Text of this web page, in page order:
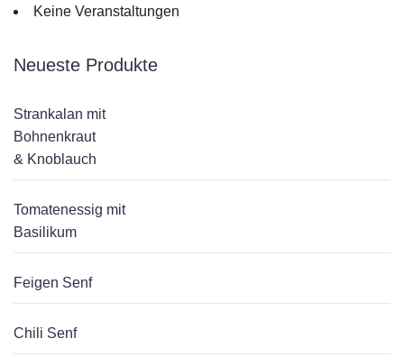
Keine Veranstaltungen
Neueste Produkte
Strankalan mit
Bohnenkraut
& Knoblauch
Tomatenessig mit
Basilikum
Feigen Senf
Chili Senf